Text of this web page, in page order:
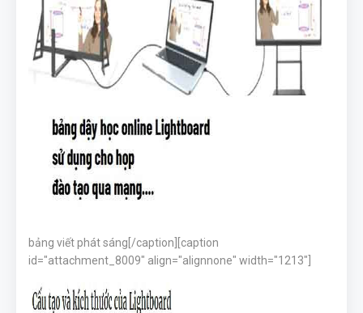
bảng viết phát sáng[/caption][caption
id="attachment_8009" align="alignnone" width="1213"]